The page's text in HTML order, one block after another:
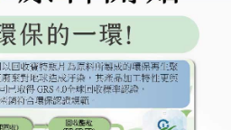
ini menunjukkan bahawa sistem
penjelasan mengenai kandungan
】
digabungkan dalam bil telekomunikasi,
akan menghantar SMS peringatan